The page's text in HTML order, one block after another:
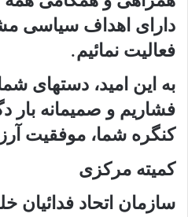
دارای اهداف سیاسی
فعالیت نمائیم.
به این امید، دستهای
فشاریم و صمیمانه بار
کنگره شما، موفقیت
کمیته مرکزی
سازمان اتحاد فدائیان